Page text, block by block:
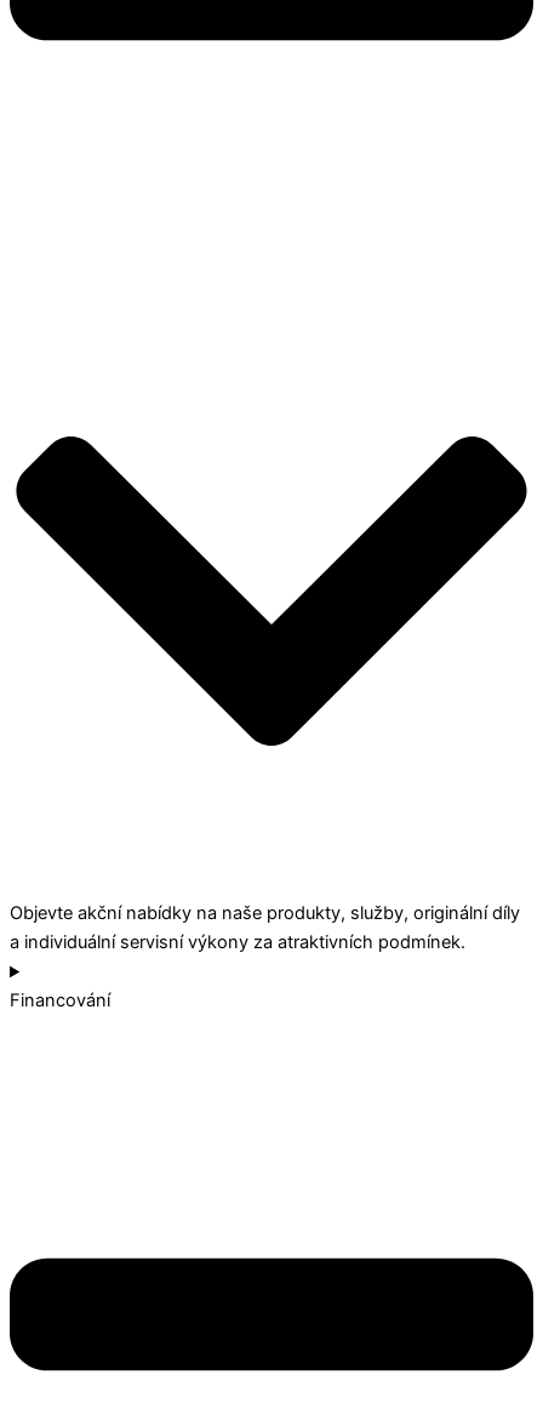
Objevte akční nabídky na naše produkty, služby, originální díly
a individuální servisní výkony za atraktivních podmínek.
Financování